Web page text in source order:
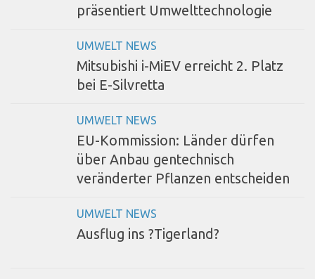
präsentiert Umwelttechnologie
UMWELT NEWS
Mitsubishi i-MiEV erreicht 2. Platz
bei E-Silvretta
UMWELT NEWS
EU-Kommission: Länder dürfen
über Anbau gentechnisch
veränderter Pflanzen entscheiden
UMWELT NEWS
Ausflug ins ?Tigerland?